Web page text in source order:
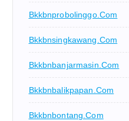
Bkkbnprobolinggo.com
Bkkbnsingkawang.com
Bkkbnbanjarmasin.com
Bkkbnbalikpapan.com
Bkkbnbontang.com